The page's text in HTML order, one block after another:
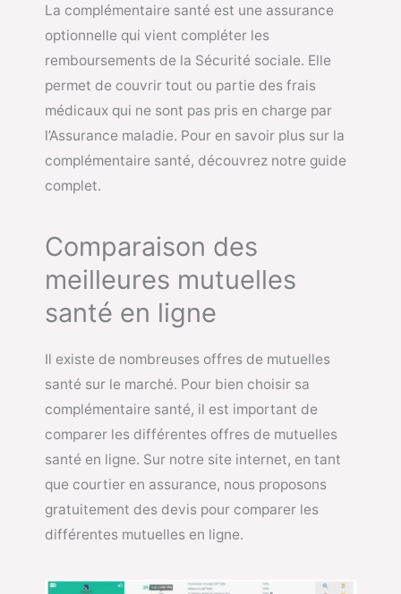
La complémentaire santé est une assurance
optionnelle qui vient compléter les
remboursements de la Sécurité sociale. Elle
permet de couvrir tout ou partie des frais
médicaux qui ne sont pas pris en charge par
l’Assurance maladie. Pour en savoir plus sur la
complémentaire santé, découvrez notre guide
complet.
Comparaison des
meilleures mutuelles
santé en ligne
Il existe de nombreuses offres de mutuelles
santé sur le marché. Pour bien choisir sa
complémentaire santé, il est important de
comparer les différentes offres de mutuelles
santé en ligne. Sur notre site internet, en tant
que courtier en assurance, nous proposons
gratuitement des devis pour comparer les
différentes mutuelles en ligne.